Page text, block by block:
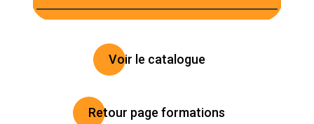
Voir le catalogue
Retour page formations